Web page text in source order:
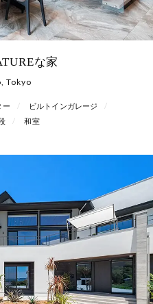
な家
Tokyo
ー
ビルトインガレージ
和室